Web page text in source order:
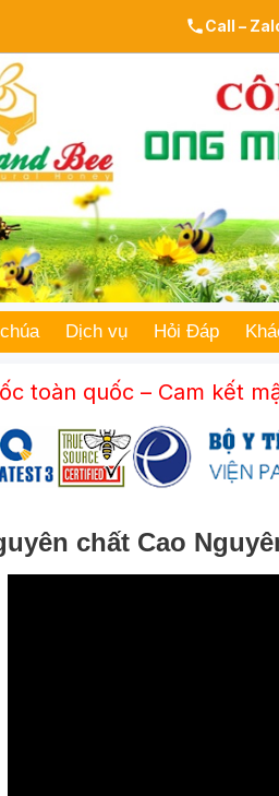
Call –
Dịch vụ Hỏi Đáp
– Cam kết mật ong
chất Cao